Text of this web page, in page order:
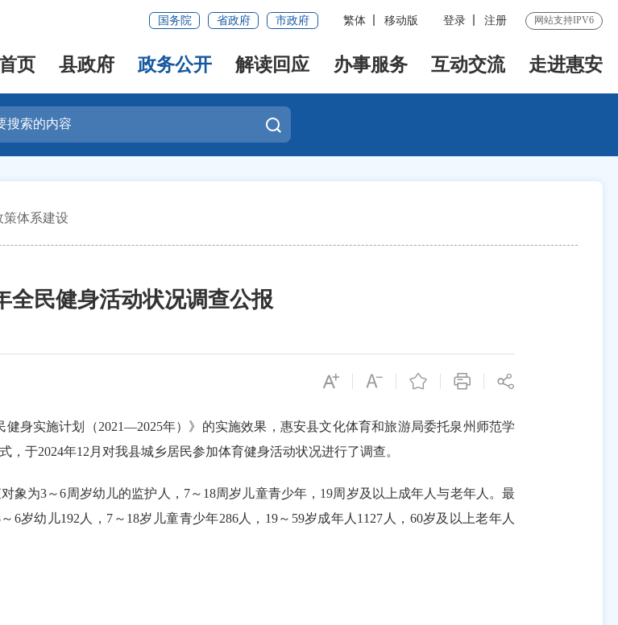
国务院 省政府 市政府 繁体 移动版 登录 注册 网站支持IPV6
页 县政府 政务公开 解读回应 办事服务 互动交流 走进惠安
策体系建设
全民健身活动状况调查公报
健身实施计划（2021—2025年）》的实施效果，惠安县文化体育和旅游局委托泉州师范学
，于2024年12 月对我县城乡居民参加体育健身活动状况进行了调查。
象为3～6周岁幼儿的监护人， 7～ 18周岁儿童青少年， 19周岁及以上成年人与老年人。最
～ 6岁幼儿192 人， 7 ～ 18岁儿童青少年286人， 19～ 59岁成年人 1127 人， 60岁及以上老年人